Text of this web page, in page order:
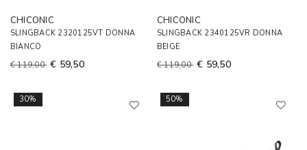
CHICONIC
SLINGBACK 2320125VT DONNA
BIANCO
€ 119,00 € 59,50
CHICONIC
SLINGBACK 2340125VR DONNA
BEIGE
€ 119,00 € 59,50
30% 50%